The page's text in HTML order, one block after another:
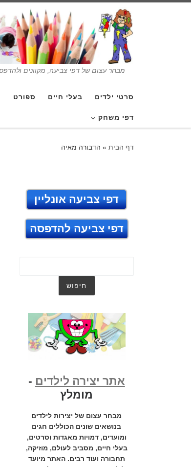
מבחר עצום של דפי צביעה, מקוונים
סרטי ילדים בעלי חיים ספורט
דפי משחק
דף הבית » הדבורה מאיה
דפי צביעה אונליין
דפי צביעה להדפסה
אתר יצירה לילדים -
מומלץ
מבחר עצום של יצירות לילדים
בנושאים שונים הכוללים חגים
ומועדים, דמויות מאגדות וסרטים,
בעלי חיים, מסביב לעולם, מוזיקה,
תחבורה ועוד רבים. האתר מיועד